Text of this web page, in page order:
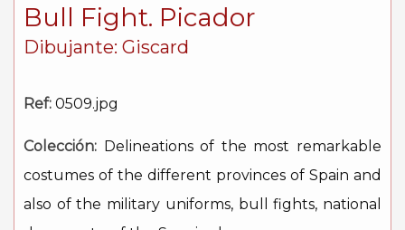
Bull Fight. Picador
Dibujante: Giscard
Ref: 0509.jpg
Colección: Delineations of the most remarkable
costumes of the different provinces of Spain and
also of the military uniforms, bull fights, national